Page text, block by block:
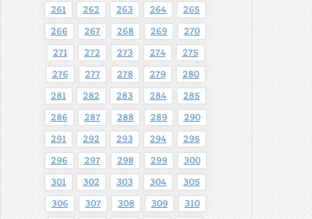
261 262 263 264 265
266 267 268 269 270
271 272 273 274 275
276 277 278 279 280
281 282 283 284 285
286 287 288 289 290
291 292 293 294 295
296 297 298 299 300
301 302 303 304 305
306 307 308 309 310